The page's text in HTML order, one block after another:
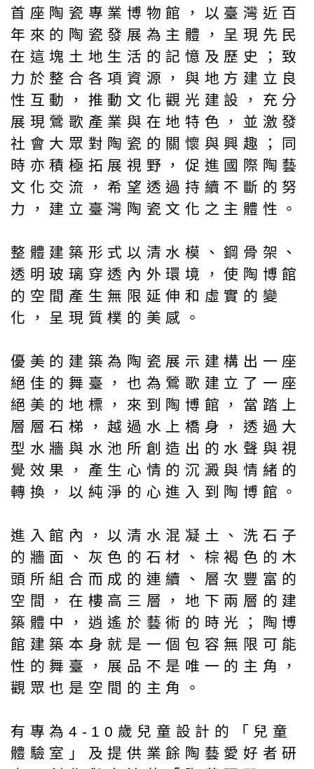
首座陶瓷專業博物館，以臺灣近百
年來的陶瓷發展為主體，呈現先民
在這塊土地生活的記憶及歷史；致
力於整合各項資源，與地方建立良
性互動，推動文化觀光建設，充分
展現鶯歌產業與在地特色，並激發
社會大眾對陶瓷的關懷與興趣；同
時亦積極拓展視野，促進國際陶藝
文化交流，希望透過持續不斷的努
力，建立臺灣陶瓷文化之主體性。
整體建築形式以清水模、鋼骨架、
透明玻璃穿透內外環境，使陶博館
的空間產生無限延伸和虛實的變
化，呈現質樸的美感。
優美的建築為陶瓷展示建構出一座
絕佳的舞臺，也為鶯歌建立了一座
絕美的地標，來到陶博館，當踏上
層層石梯，越過水上橋身，透過大
型水牆與水池所創造出的水聲與視
覺效果，產生心情的沉澱與情緒的
轉換，以純淨的心進入到陶博館。
進入館內，以清水混凝土、洗石子
的牆面、灰色的石材、棕褐色的木
頭所組合而成的連續、層次豐富的
空間，在樓高三層，地下兩層的建
築體中，逍遙於藝術的時光；陶博
館建築本身就是一個包容無限可能
性的舞臺，展品不是唯一的主角，
觀眾也是空間的主角。
有專為4-10歲兒童設計的「兒童
體驗室」及提供業餘陶藝愛好者研